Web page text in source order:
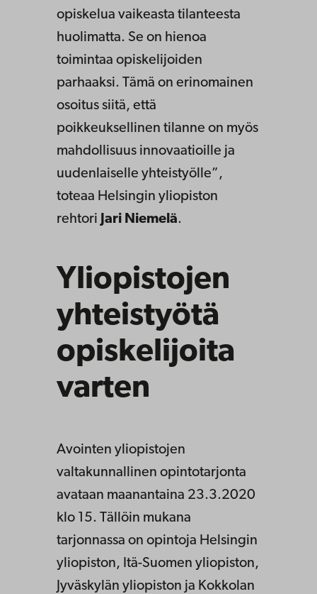
opiskelua vaikeasta tilanteesta
huolimatta. Se on hienoa
toimintaa opiskelijoiden
parhaaksi. Tämä on erinomainen
osoitus siitä, että
poikkeuksellinen tilanne on myös
mahdollisuus innovaatioille ja
uudenlaiselle yhteistyölle”,
toteaa Helsingin yliopiston
rehtori Jari Niemelä.
Yliopistojen
yhteistyötä
opiskelijoita
varten
Avointen yliopistojen
valtakunnallinen opintotarjonta
avataan maanantaina 23.3.2020
klo 15. Tällöin mukana
tarjonnassa on opintoja Helsingin
yliopiston, Itä-Suomen yliopiston,
Jyväskylän yliopiston ja Kokkolan